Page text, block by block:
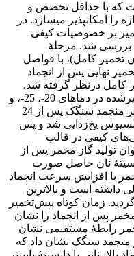
که با حداقل تخصص و
را امکان‏پذیر می‏سازد. در
بر خصوصیات کیفی
بررسی شد. مرحلۀ
120 دقیقه (زمان تخمیر کامل)، با فواصل
تخمیر نهایی پس از انجماد
کامل درنظر گرفته شد.
سپس ورقه‌های خمیر سنگک پیش‌تخمیر‌شده در دماهای 20-، 25-، و
30- درجۀ سلسیوس منجمد شدند. خمیر منجمد سنگک پس از 24
دمای 18- درجۀ سلسیوس یخ‌زدایی شد و پس
کیفی در قالب
تولید گاز مخمر پس از
نان حاصل صورت
با افزایش سرعت انجماد
داشته است و بالاترین
مشاهده گردید. زمان کوتاه پیش‌تخمیر
مخمر پس از انجماد را نشان
مخمر رابطۀ مستقیمی نشان
منجمد سنگک نشان داد که